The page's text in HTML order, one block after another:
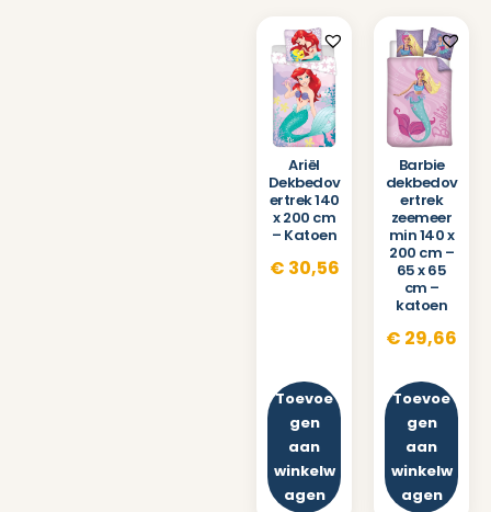
Ariël
Dekbedov
ertrek 140
x 200 cm
– Katoen
€ 30,56
Toevoe
gen
aan
winkelw
agen
Barbie
dekbedov
ertrek
zeemeer
min 140 x
200 cm –
65 x 65
cm –
katoen
€ 29,66
Toevoe
gen
aan
winkelw
agen